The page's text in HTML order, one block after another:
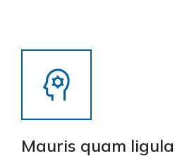
Mauris quam ligula